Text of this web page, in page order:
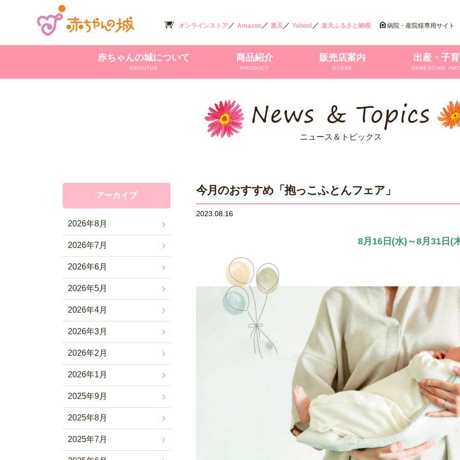
オンラインストア／ Amazon／ 楽天／ Yahoo! ／ 楽天ふるさと納税 病院・産院様専用サイト
赤ちゃんの城について
ABOUTUS
商品紹介
PRODUCT
販売店案内
STORE
出産・子
PARENTING
ニュース＆トピックス
今月のおすすめ「抱っこふとんフェア」
2023.08.16
8月16日(水)～8月31日(
アーカイブ
2026年8月
2026年7月
2026年6月
2026年5月
2026年4月
2026年3月
2026年2月
2026年1月
2025年9月
2025年8月
2025年7月